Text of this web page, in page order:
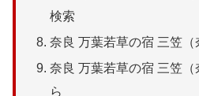
検索
奈良 万葉若草の宿 三笠
奈良 万葉若草の宿 三笠
ら